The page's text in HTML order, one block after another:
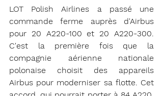
LOT Polish Airlines a passé une
commande ferme auprès d'Airbus
pour 20 A220-100 et 20 A220-300.
C'est la première fois que la
compagnie aérienne nationale
polonaise choisit des appareils
Airbus pour moderniser sa flotte. Cet